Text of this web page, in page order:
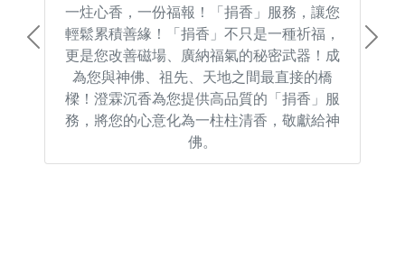
一炷心香，一份福報！「捐香」服務，讓您
輕鬆累積善緣！「捐香」不只是一種祈福，
更是您改善磁場、廣納福氣的秘密武器！成
為您與神佛、祖先、天地之間最直接的橋
樑！澄霖沉香為您提供高品質的「捐香」服
務，將您的心意化為一柱柱清香，敬獻給神
佛。
Previous Next